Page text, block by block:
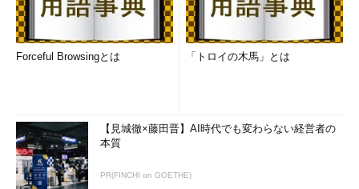
Forceful Browsingとは 「トロイの木馬」とは
【見城徹×藤田晋】AI時代でも変わらない経営者の
本質
PR(FINCHI on GOETHE)